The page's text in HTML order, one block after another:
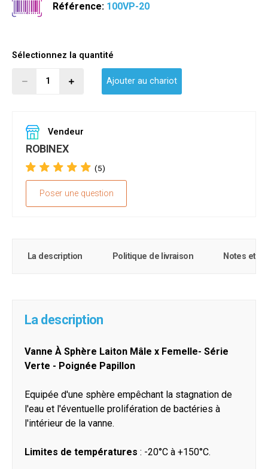
Référence: 100VP-20
Sélectionnez la quantité
Ajouter au chariot
Vendeur
ROBINEX
(5)
Poser une question
La description Politique de livraison Notes et
La description
Vanne À Sphère Laiton Mâle x Femelle- Série
Verte - Poignée Papillon
Equipée d'une sphère empêchant la stagnation de
l'eau et l'éventuelle prolifération de bactéries à
l'intérieur de la vanne.
Limites de températures : -20°C à +150°C.